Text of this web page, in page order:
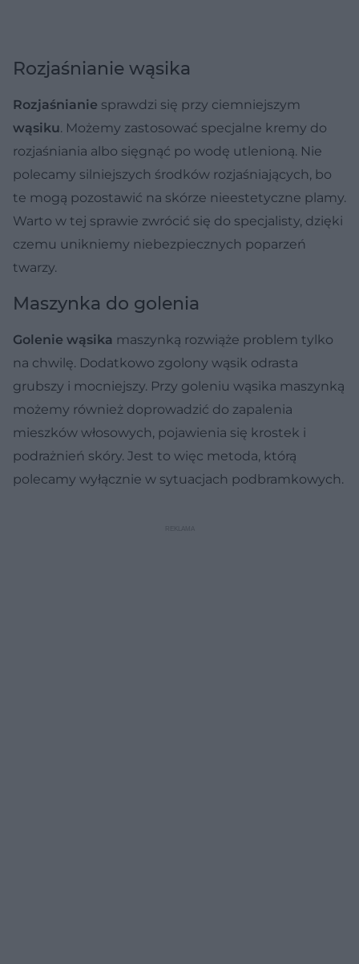
Rozjaśnianie wąsika
Rozjaśnianie sprawdzi się przy ciemniejszym
wąsiku. Możemy zastosować specjalne kremy do
rozjaśniania albo sięgnąć po wodę utlenioną. Nie
polecamy silniejszych środków rozjaśniających, bo
te mogą pozostawić na skórze nieestetyczne plamy.
Warto w tej sprawie zwrócić się do specjalisty, dzięki
czemu unikniemy niebezpiecznych poparzeń
twarzy.
Maszynka do golenia
Golenie wąsika maszynką rozwiąże problem tylko
na chwilę. Dodatkowo zgolony wąsik odrasta
grubszy i mocniejszy. Przy goleniu wąsika maszynką
możemy również doprowadzić do zapalenia
mieszków włosowych, pojawienia się krostek i
podrażnień skóry. Jest to więc metoda, którą
polecamy wyłącznie w sytuacjach podbramkowych.